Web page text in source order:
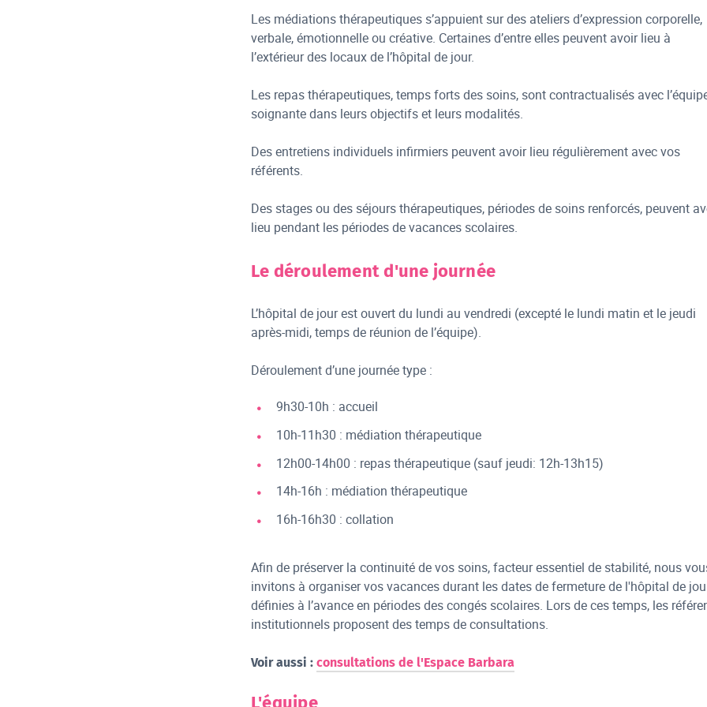
Les médiations thérapeutiques s’appuient sur des ateliers d’expression corporelle,
verbale, émotionnelle ou créative. Certaines d’entre elles peuvent avoir lieu à
l’extérieur des locaux de l’hôpital de jour.
Les repas thérapeutiques, temps forts des soins, sont contractualisés avec
soignante dans leurs objectifs et leurs modalités.
Des entretiens individuels infirmiers peuvent avoir lieu régulièrement avec vos
référents.
Des stages ou des séjours thérapeutiques, périodes de soins renforcés, peuvent
lieu pendant les périodes de vacances scolaires.
Le déroulement d'une journée
L’hôpital de jour est ouvert du lundi au vendredi (excepté le lundi matin et le jeudi
après-midi, temps de réunion de l’équipe).
Déroulement d’une journée type :
9h30-10h : accueil
10h-11h30 : médiation thérapeutique
12h00-14h00 : repas thérapeutique (sauf jeudi: 12h-13h15)
14h-16h : médiation thérapeutique
16h-16h30 : collation
Afin de préserver la continuité de vos soins, facteur essentiel de stabilité, nous
invitons à organiser vos vacances durant les dates de fermeture de l'hôpital de
définies à l’avance en périodes des congés scolaires. Lors de ces temps, les
institutionnels proposent des temps de consultations.
Voir aussi : consultations de l'Espace Barbara